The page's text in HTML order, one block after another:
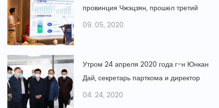
провинция Чжэцзян, прошел третий
Китайский конкурс инноваций и
09. 05, 2020
Утром 24 апреля 2020 года г-н Юнкан
Дай, секретарь парткома и директор
муниципального бюро науки и
04. 24, 2020